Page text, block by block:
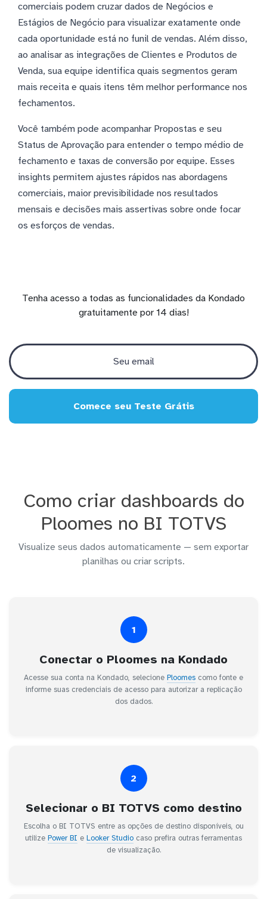
comerciais podem cruzar dados de Negócios e
Estágios de Negócio para visualizar exatamente onde
cada oportunidade está no funil de vendas. Além disso,
ao analisar as integrações de Clientes e Produtos de
Venda, sua equipe identifica quais segmentos geram
mais receita e quais itens têm melhor performance nos
fechamentos.
Você também pode acompanhar Propostas e seu
Status de Aprovação para entender o tempo médio de
fechamento e taxas de conversão por equipe. Esses
insights permitem ajustes rápidos nas abordagens
comerciais, maior previsibilidade nos resultados
mensais e decisões mais assertivas sobre onde focar
os esforços de vendas.
Tenha acesso a todas as funcionalidades da Kondado
gratuitamente por 14 dias!
Comece seu Teste Grátis
Como criar dashboards do
Ploomes no BI TOTVS
Visualize seus dados automaticamente — sem exportar
planilhas ou criar scripts.
1
Conectar o Ploomes na Kondado
Acesse sua conta na Kondado, selecione Ploomes como fonte e
informe suas credenciais de acesso para autorizar a replicação
dos dados.
2
Selecionar o BI TOTVS como destino
Escolha o BI TOTVS entre as opções de destino disponíveis, ou
utilize Power BI e Looker Studio caso prefira outras ferramentas
de visualização.